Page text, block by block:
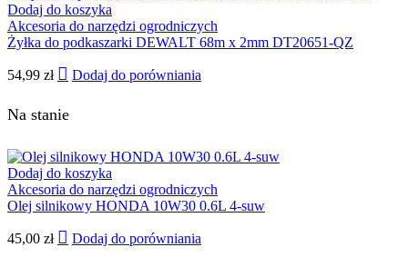
Dodaj do koszyka
Akcesoria do narzędzi ogrodniczych
Żyłka do podkaszarki DEWALT 68m x 2mm DT20651-QZ
54,99 zł Dodaj do porówniania
Na stanie
Dodaj do koszyka
Akcesoria do narzędzi ogrodniczych
Olej silnikowy HONDA 10W30 0.6L 4-suw
45,00 zł Dodaj do porówniania